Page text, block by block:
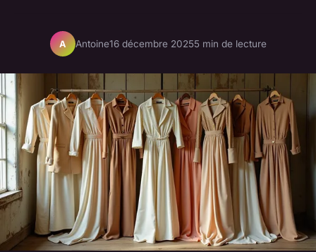
A Antoine16 décembre 20255 min de lecture